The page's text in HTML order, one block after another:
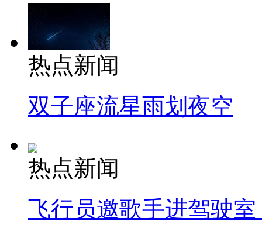
热点新闻
双子座流星雨划夜空
热点新闻
飞行员邀歌手进驾驶